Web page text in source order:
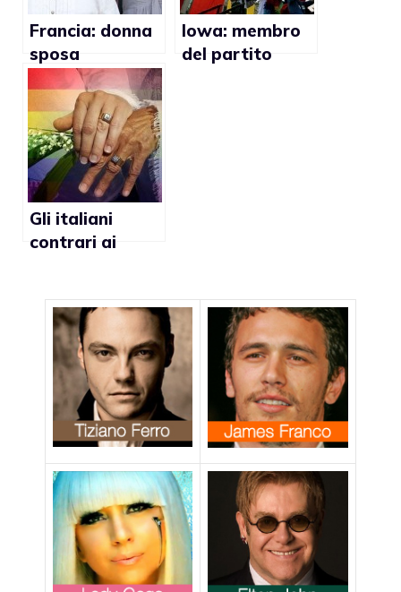
Francia: donna
sposa
legalmente
Iowa: membro
del partito
Gli italiani
contrari ai